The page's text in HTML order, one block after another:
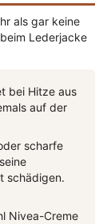
als gar keine
Lederjacke
bei Hitze aus
auf der
scharfe
schädigen.
Nivea-Creme